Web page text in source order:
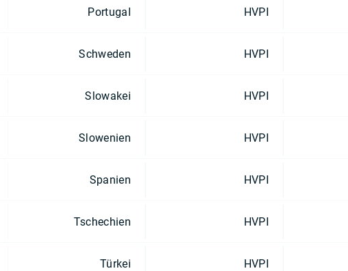
Portugal HVPI
Schweden HVPI
Slowakei HVPI
Slowenien HVPI
Spanien HVPI
Tschechien HVPI
Türkei HVPI